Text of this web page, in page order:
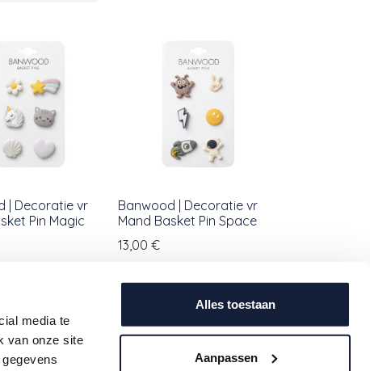
media te
van onze site
Alles toestaan
Aanpassen
| Decoratie vr
Pin Magic
Banwood | Decoratie vr
Mand Basket Pin Space
13,00 €